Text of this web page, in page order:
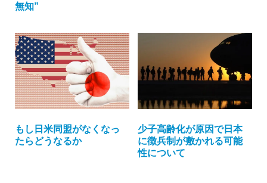
無知”
もし日米同盟がなくなっ
たらどうなるか
少子高齢化が原因で日本
に徴兵制が敷かれる可能
性について